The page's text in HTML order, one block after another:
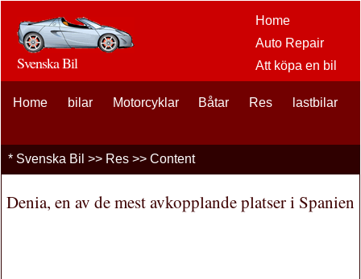
Home
Auto Repair
Att köpa en bil
eftermarknaden
Finansiering
Svenska Bil
Home bilar Motorcyklar Båtar Res lastbilar
* Svenska Bil >> Res >> Content
Denia, en av de mest avkopplande platser i Spanien